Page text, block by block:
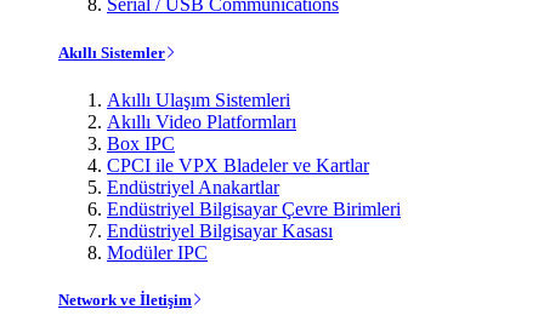
Serial / USB Communications
Akıllı Sistemler
Akıllı Ulaşım Sistemleri
Akıllı Video Platformları
Box IPC
CPCI ile VPX Bladeler ve Kartlar
Endüstriyel Anakartlar
Endüstriyel Bilgisayar Çevre Birimleri
Endüstriyel Bilgisayar Kasası
Modüler IPC
Network ve İletişim